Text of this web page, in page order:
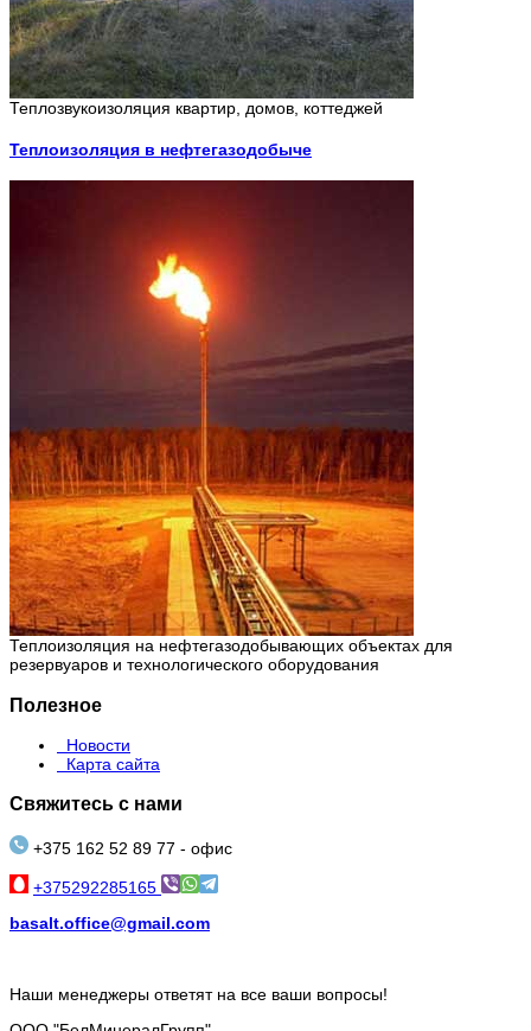
Теплозвукоизоляция квартир, домов, коттеджей
Теплоизоляция в нефтегазодобыче
Теплоизоляция на нефтегазодобывающих объектах для
резервуаров и технологического оборудования
Полезное
Новости
Карта сайта
Свяжитесь с нами
+375 162 52 89 77 - офис
+375292285165
basalt.office@gmail.com
Наши менеджеры ответят на все ваши вопросы!